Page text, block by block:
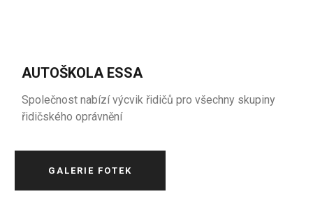
AUTOŠKOLA ESSA
Společnost nabízí výcvik řidičů pro všechny skupiny
řidičského oprávnění
GALERIE FOTEK